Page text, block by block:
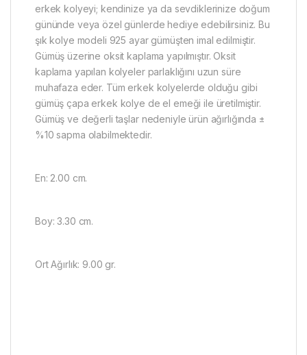
erkek kolyeyi; kendinize ya da sevdiklerinize doğum
gününde veya özel günlerde hediye edebilirsiniz. Bu
şık kolye modeli 925 ayar gümüşten imal edilmiştir.
Gümüş üzerine oksit kaplama yapılmıştır. Oksit
kaplama yapılan kolyeler parlaklığını uzun süre
muhafaza eder. Tüm erkek kolyelerde olduğu gibi
gümüş çapa erkek kolye de el emeği ile üretilmiştir.
Gümüş ve değerli taşlar nedeniyle ürün ağırlığında ±
%10 sapma olabilmektedir.
En: 2.00 cm.
Boy: 3.30 cm.
Ort Ağırlık: 9.00 gr.